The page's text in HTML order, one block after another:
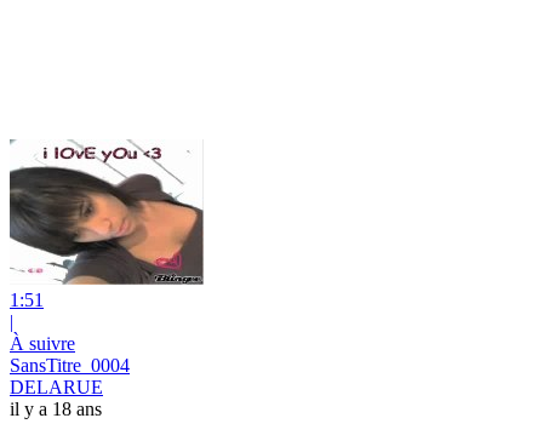
1:51
|
À suivre
SansTitre_0004
DELARUE
il y a 18 ans